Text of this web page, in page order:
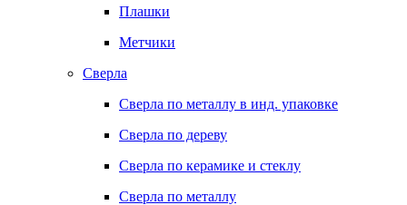
Плашки
Метчики
Сверла
Сверла по металлу в инд. упаковке
Сверла по дереву
Сверла по керамике и стеклу
Сверла по металлу